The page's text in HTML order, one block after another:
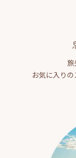
旅
お気に入り